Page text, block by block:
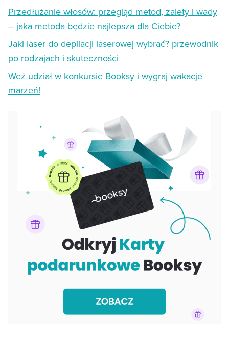
Przedłużanie włosów: przegląd metod, zalety i wady
– jaka metoda będzie najlepsza dla Ciebie?
Jaki laser do depilacji laserowej wybrać? przewodnik
po rodzajach i skuteczności
Weź udział w konkursie Booksy i wygraj wakacje
marzeń!